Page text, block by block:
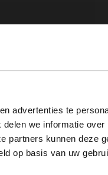
advertenties te
we informatie
partners kunnen deze
op basis van uw
this website
like your language
to English?